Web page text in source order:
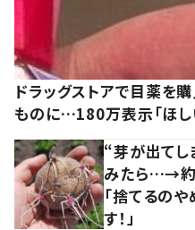
ドラッグストアで目薬を
ものに…180万表示「ほしい
“芽が出てし
みたら…→約
「捨てるのや
す！」